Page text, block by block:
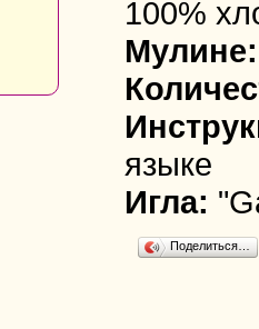
100%
Мулине:
языке
Игла:
Поделиться…